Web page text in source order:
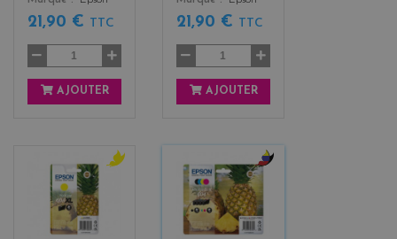
21,90 € TTC
AJOUTER
21,90 € TTC
AJOUTER
b
l
a
c